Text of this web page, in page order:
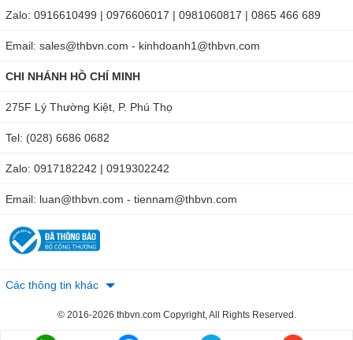
Cảo thủy lực TLP HHL-5F được chế tạo bằng hợp kim thép
tinh tế giúp cho quá trình tháo lắp vòng bi được chắc chắn
hơn. Nhờ đó, sản phẩm có độ bền cao khi sử dụng ở nhiều
địa điểm làm việc khác nhau.
Zalo: 0916610499 | 0976606017 | 0981060817 | 0865 466 689
Email: sales@thbvn.com - kinhdoanh1@thbvn.com
CHI NHÁNH HỒ CHÍ MINH
275F Lý Thường Kiệt, P. Phú Thọ
Tel: (028) 6686 0682
Zalo: 0917182242 | 0919302242
Email: luan@thbvn.com - tiennam@thbvn.com
Các thông tin khác
© 2016-2026 thbvn.com Copyright, All Rights Reserved.